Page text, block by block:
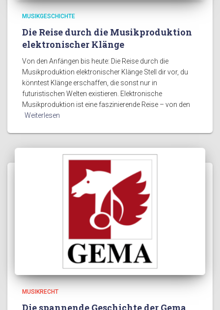
MUSIKGESCHICHTE
Die Reise durch die Musikproduktion
elektronischer Klänge
Von den Anfängen bis heute: Die Reise durch die
Musikproduktion elektronischer Klänge Stell dir vor, du
könntest Klänge erschaffen, die sonst nur in
futuristischen Welten existieren. Elektronische
Musikproduktion ist eine faszinierende Reise – von den
Weiterlesen
MUSIKRECHT